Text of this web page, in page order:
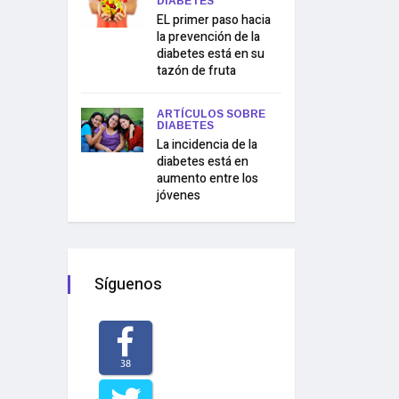
EL primer paso hacia
la prevención de la
diabetes está en su
tazón de fruta
ARTÍCULOS SOBRE
DIABETES
La incidencia de la
diabetes está en
aumento entre los
jóvenes
Síguenos
38